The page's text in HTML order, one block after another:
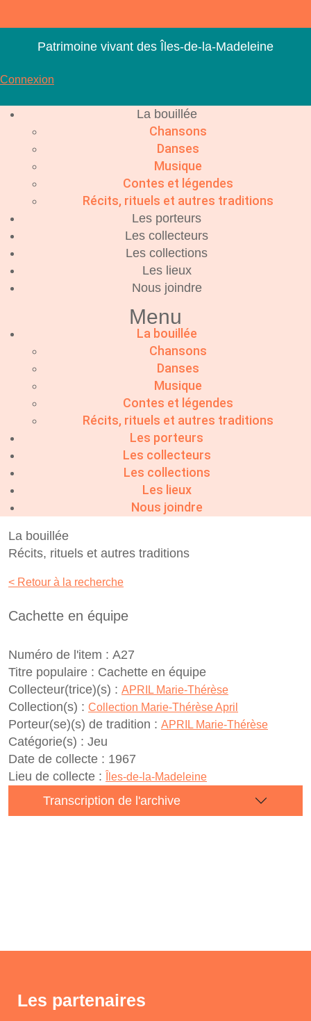
contenu
Patrimoine vivant des Îles-de-la-Madeleine
Connexion
La bouillée
Chansons
Danses
Musique
Contes et légendes
Récits, rituels et autres traditions
Les porteurs
Les collecteurs
Les collections
Les lieux
Nous joindre
Menu
La bouillée
Chansons
Danses
Musique
Contes et légendes
Récits, rituels et autres traditions
Les porteurs
Les collecteurs
Les collections
Les lieux
Nous joindre
La bouillée
Récits, rituels et autres traditions
< Retour à la recherche
Cachette en équipe
Numéro de l'item : A27
Titre populaire : Cachette en équipe
Collecteur(trice)(s) : APRIL Marie-Thérèse
Collection(s) : Collection Marie-Thérèse April
Porteur(se)(s) de tradition : APRIL Marie-Thérèse
Catégorie(s) : Jeu
Date de collecte : 1967
Lieu de collecte :
Îles-de-la-Madeleine
Transcription de l'archive
Les partenaires